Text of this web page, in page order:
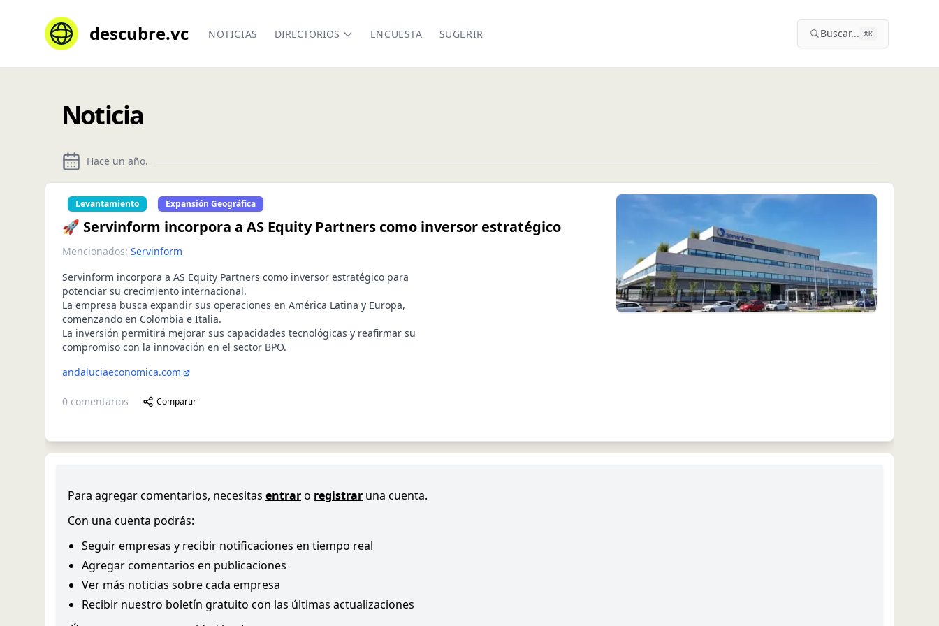
descubre.vc NOTICIAS DIRECTORIOS ENCUESTA SUGERIR Buscar... ⌘K
Noticia
Hace un año.
Levantamiento Expansión Geográfica
🚀 Servinform incorpora a AS Equity Partners como inversor estratégico
Mencionados: Servinform
Servinform incorpora a AS Equity Partners como inversor estratégico para
potenciar su crecimiento internacional.
La empresa busca expandir sus operaciones en América Latina y Europa,
comenzando en Colombia e Italia.
La inversión permitirá mejorar sus capacidades tecnológicas y reafirmar su
compromiso con la innovación en el sector BPO.
andaluciaeconomica.com
0 comentarios Compartir
Para agregar comentarios, necesitas entraro registrar una cuenta.
Con una cuenta podrás:
Seguir empresas y recibir notificaciones en tiempo real
Agregar comentarios en publicaciones
Ver más noticias sobre cada empresa
Recibir nuestro boletín gratuito con las últimas actualizaciones